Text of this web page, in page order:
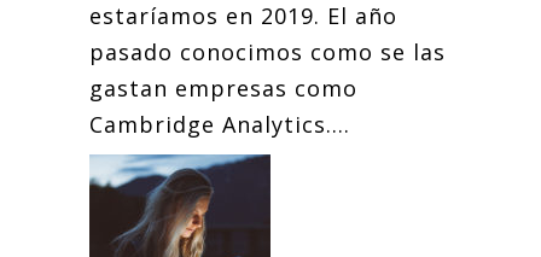
estaríamos en 2019. El año
pasado conocimos como se las
gastan empresas como
Cambridge Analytics....